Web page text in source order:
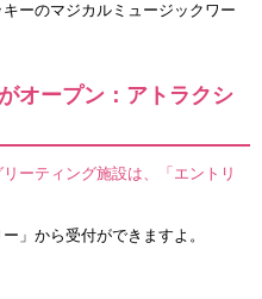
ーのマジカルミュージックワー
オープン：アトラクシ
ーティング施設は、「エントリ
」から受付ができますよ。